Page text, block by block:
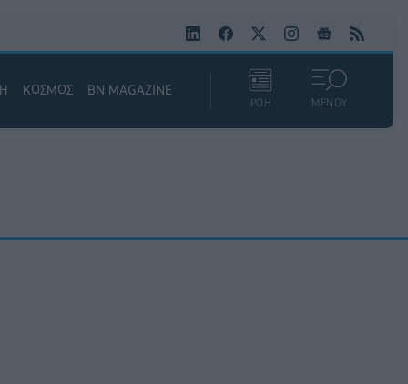
ΚΟΣΜΟΣ BN MAGAZINE
ΡΟΗ ΜΕΝΟΥ